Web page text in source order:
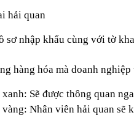
hải quan
sơ nhập khẩu cùng với tờ
hàng hóa mà doanh
Sẽ được thông quan
Nhân viên hải quan